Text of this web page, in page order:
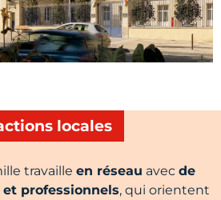
locales
travaille en réseau avec de
professionnels, qui orientent